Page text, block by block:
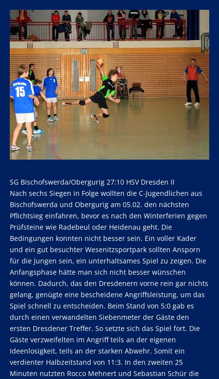
SG Bischofswerda/Obergurig 27:10 HSV Dresden II
Nach sechs Siegen in Folge wollten die C-Jugendlichen aus
Bischofswerda und Obergurig am 05.02. den nächsten
Pflichtsieg einfahren, bevor es nach den Winterferien gegen
Prüfsteine wie Radebeul oder Heidenau geht. Die
Bedingungen konnten nicht besser sein. Ein voller Kader
und ein gut besuchter Wesenitzsportpark sollten Ansporn
für die Jungen sein, ein unterhaltsames Spiel zu zeigen. Die
Anfangsphase hätte man sich nicht besser wünschen
können. Dadurch, das den Dresdenern vorne rein gar nichts
gelang, genügte eine bescheidene Angriffsleistung, um das
Spiel schnell zu entscheiden. Beim Stand von 5:0 gab es
durch einen verwandelten Siebenmeter der Gäste den
ersten Dresdener Treffer. So setzte sich das Spiel fort. Die
Gäste verzweifelten im Angriff teils an der eigenen
Ideenlosigkeit, teils an der starken Abwehr. Somit ein
verdienter Halbzeitstand von 11:3. In den zweiten 25
Minuten nutzten Rocco Mehnert und Sebastian Schür die